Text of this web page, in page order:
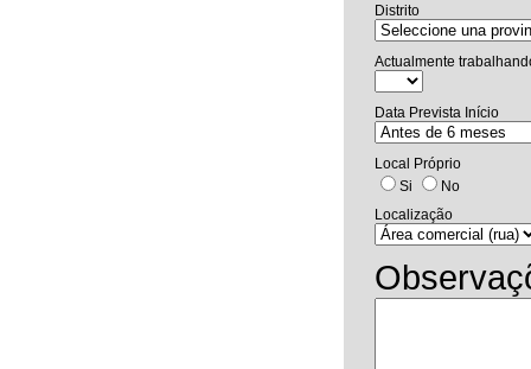
Distrito
Actualmente
Data Prevista Início
Local Próprio
Si
No
Localização